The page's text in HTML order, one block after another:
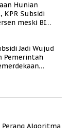
Hunian
KPR Subsidi
meski BI
Jadi Wujud
Pemerintah
Perang Algoritma